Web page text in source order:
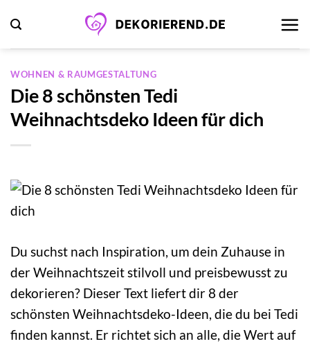
Inhalt
springen
WOHNEN & RAUMGESTALTUNG
Die 8 schönsten Tedi
Weihnachtsdeko Ideen für dich
Du suchst nach Inspiration, um dein Zuhause in
der Weihnachtszeit stilvoll und preisbewusst zu
dekorieren? Dieser Text liefert dir 8 der
schönsten Weihnachtsdeko-Ideen, die du bei Tedi
finden kannst. Er richtet sich an alle, die Wert auf